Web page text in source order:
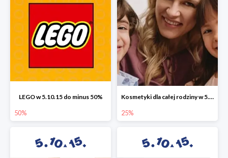
LEGO w 5.10.15 do minus 50%
50%
Kosmetyki dla całej rodziny w 5.10.15 do -25%
25%